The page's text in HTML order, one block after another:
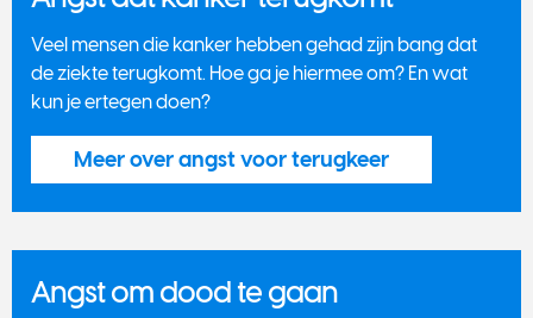
Veel mensen die kanker hebben gehad zijn bang dat
de ziekte terugkomt. Hoe ga je hiermee om? En wat
kun je ertegen doen?
Meer over angst voor terugkeer
Angst om dood te gaan